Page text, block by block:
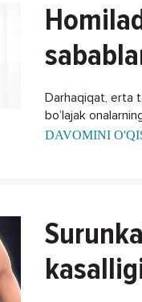
Darhaqiqat, erta
bo’lajak
xalos bo'lishning
DAVOMINI